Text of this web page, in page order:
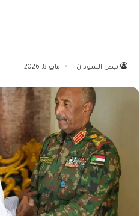
نبض السودان مايو 8, 2026